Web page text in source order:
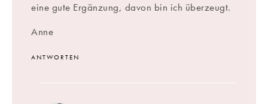
eine gute Ergänzung, davon bin ich überzeugt.
Anne
ANTWORTEN